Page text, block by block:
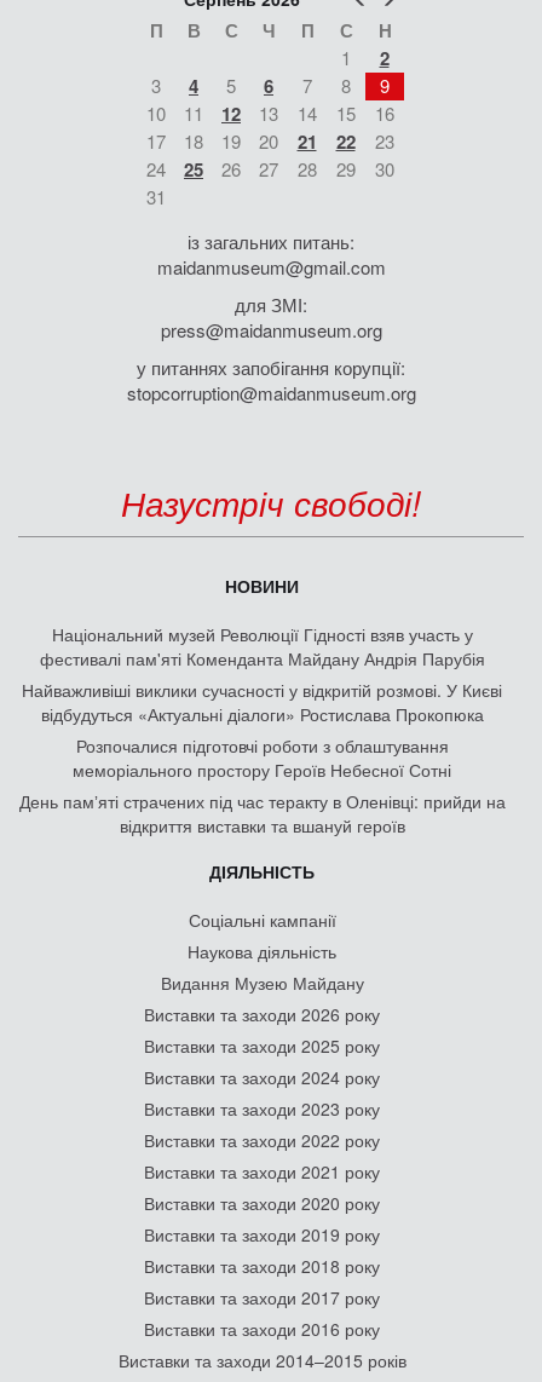
П В С Ч П С Н
1 2
3 4 5 6 7 8
9
10
11 12 13 14 15
16
17
18 19 20 21 22
23
24
25 26 27 28 29
30
31
із загальних питань:
maidanmuseum@gmail.com
для ЗМІ:
press@maidanmuseum.org
у питаннях запобігання корупції:
stopcorruption@maidanmuseum.org
Назустріч свободі!
НОВИНИ
Національний музей Революції Гідності взяв участь у
фестивалі пам'яті Коменданта Майдану Андрія Парубія
Найважливіші виклики сучасності у відкритій розмові. У Києві
відбудуться «Актуальні діалоги» Ростислава Прокопюка
Розпочалися підготовчі роботи з облаштування
меморіального простору Героїв Небесної Сотні
День памʼяті страчених під час теракту в Оленівці: прийди на
відкриття виставки та вшануй героїв
ДІЯЛЬНІСТЬ
Соціальні кампанії
Наукова діяльність
Видання Музею Майдану
Виставки та заходи 2026 року
Виставки та заходи 2025 року
Виставки та заходи 2024 року
Виставки та заходи 2023 року
Виставки та заходи 2022 року
Виставки та заходи 2021 року
Виставки та заходи 2020 року
Виставки та заходи 2019 року
Виставки та заходи 2018 року
Виставки та заходи 2017 року
Виставки та заходи 2016 року
Виставки та заходи 2014–2015 років